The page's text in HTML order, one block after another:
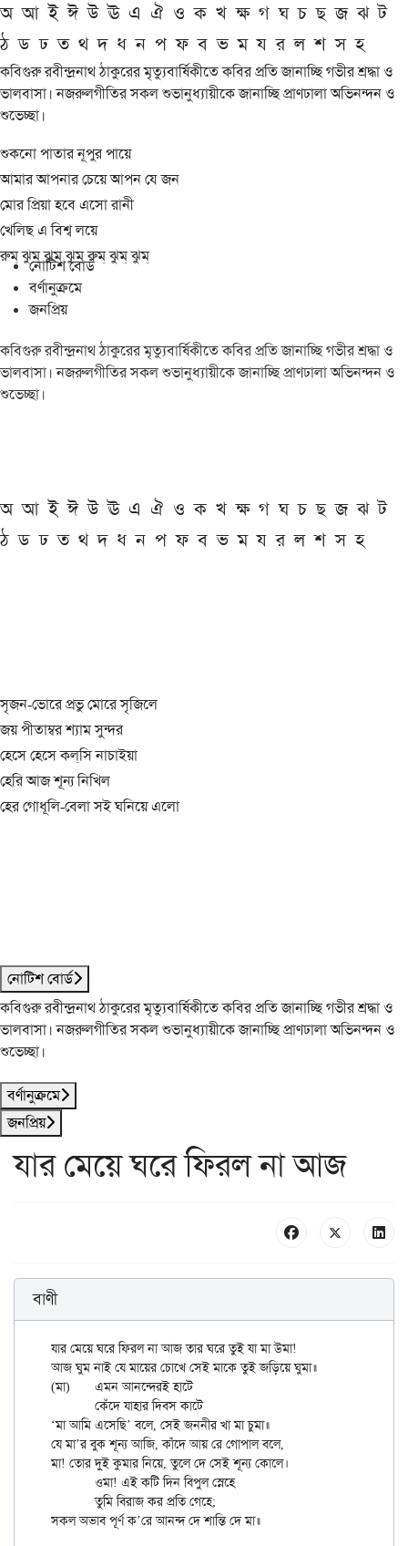
অ আ ই ঈ উ ঊ এ ঐ ও ক খ ক্ষ গ ঘ চ ছ জ ঝ ট
ঠ ড ঢ ত থ দ ধ ন প ফ ব ভ ম য র ল শ স হ
কবিগুরু রবীন্দ্রনাথ ঠাকুরের মৃত্যুবার্ষিকীতে কবির প্রতি জানাচ্ছি গভীর শ্রদ্ধা ও
ভালবাসা। নজরুলগীতির সকল শুভানুধ্যায়ীকে জানাচ্ছি প্রাণঢালা অভিনন্দন ও
শুভেচ্ছা।
শুকনো পাতার নূপুর পায়ে
আমার আপনার চেয়ে আপন যে জন
মোর প্রিয়া হবে এসো রানী
খেলিছ এ বিশ্ব লয়ে
রুম্ ঝুম্ ঝুম্ ঝুম্ রুম্ ঝুম্ ঝুম্
নোটিশ বোর্ড
বর্ণানুক্রমে
জনপ্রিয়
কবিগুরু রবীন্দ্রনাথ ঠাকুরের মৃত্যুবার্ষিকীতে কবির প্রতি জানাচ্ছি গভীর শ্রদ্ধা ও
ভালবাসা। নজরুলগীতির সকল শুভানুধ্যায়ীকে জানাচ্ছি প্রাণঢালা অভিনন্দন ও
শুভেচ্ছা।
অ আ ই ঈ উ ঊ এ ঐ ও ক খ ক্ষ গ ঘ চ ছ জ ঝ ট
ঠ ড ঢ ত থ দ ধ ন প ফ ব ভ ম য র ল শ স হ
সৃজন-ভোরে প্রভু মোরে সৃজিলে
জয় পীতাম্বর শ্যাম সুন্দর
হেসে হেসে কল্‌সি নাচাইয়া
হেরি আজ শূন্য নিখিল
হের গোধূলি-বেলা সই ঘনিয়ে এলো
নোটিশ বোর্ড
কবিগুরু রবীন্দ্রনাথ ঠাকুরের মৃত্যুবার্ষিকীতে কবির প্রতি জানাচ্ছি গভীর শ্রদ্ধা ও
ভালবাসা। নজরুলগীতির সকল শুভানুধ্যায়ীকে জানাচ্ছি প্রাণঢালা অভিনন্দন ও
শুভেচ্ছা।
বর্ণানুক্রমে
জনপ্রিয়
যার মেয়ে ঘরে ফিরল না আজ
বাণী
যার মেয়ে ঘরে ফিরল না আজ তার ঘরে তুই যা মা উমা!
আজ ঘুম নাই যে মায়ের চোখে সেই মাকে তুই জড়িয়ে ঘুমা॥
(মা)	এমন আনন্দেরই হাটে
‘মা আমি এসেছি’ বলে, সেই জননীর খা মা চুমা॥
যে মা’র বুক শূন্য আজি, কাঁদে আয় রে গোপাল বলে,
মা! তোর দুই কুমার নিয়ে, তুলে দে সেই শূন্য কোলে।
	তুমি বিরাজ কর প্রতি গেহে;